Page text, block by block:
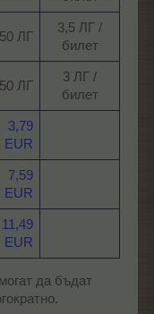
ЛГ​
3,5 ЛГ /
билет​
ЛГ​
3 ЛГ /
билет​
3,79
EUR
7,59
EUR
11,49
EUR
да бъдат